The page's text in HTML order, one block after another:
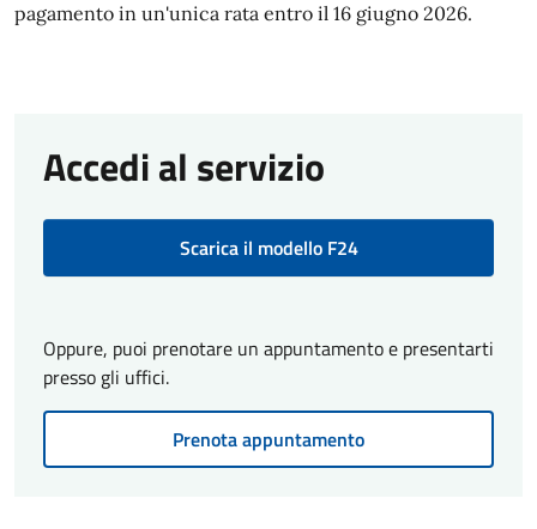
pagamento in un'unica rata entro il 16 giugno 2026.
Accedi al servizio
Scarica il modello F24
Oppure, puoi prenotare un appuntamento e presentarti
presso gli uffici.
Prenota appuntamento